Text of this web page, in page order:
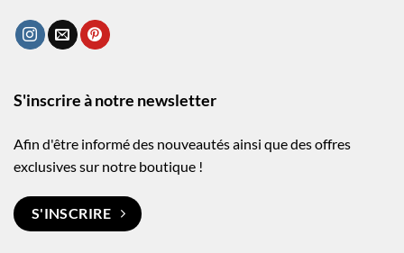
S'inscrire à notre newsletter
Afin d'être informé des nouveautés ainsi que des offres
exclusives sur notre boutique !
S'INSCRIRE